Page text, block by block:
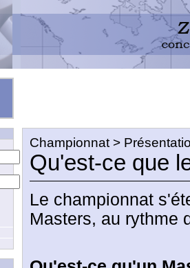
Championnat >
Qu'est-ce que
Le championnat
Masters, au rythme